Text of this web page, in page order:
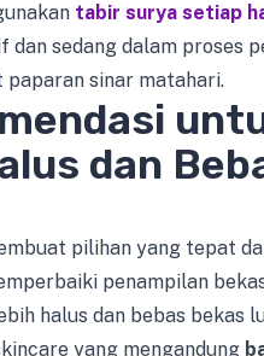
tabir surya setiap
sedang dalam proses
sinar matahari.
dan
pilihan yang tepat
penampilan
halus dan bebas bekas
yang mengandung